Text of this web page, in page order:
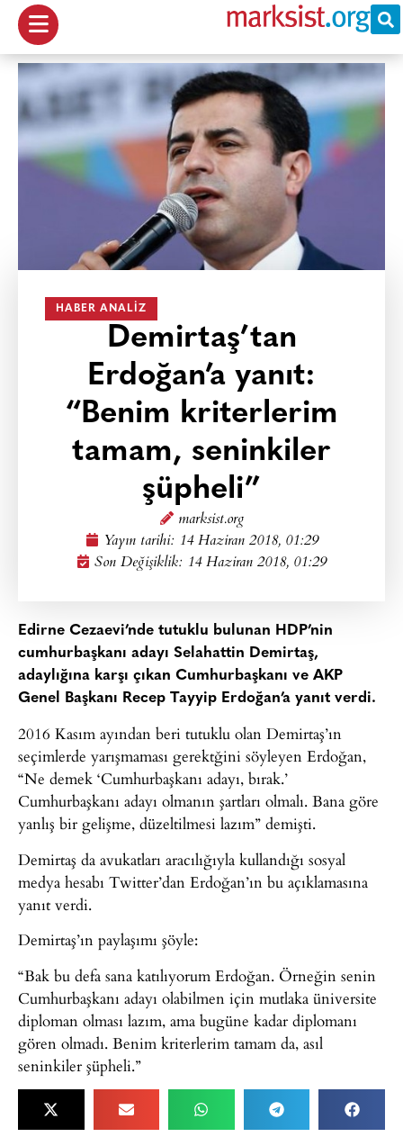
HABER ANALIZ
Demirtaş’tan
Erdoğan’a yanıt:
“Benim kriterlerim
tamam, seninkiler
şüpheli”
marksist.org
Yayın tarihi: 14 Haziran 2018, 01:29
Son Değişiklik: 14 Haziran 2018, 01:29
Edirne Cezaevi’nde tutuklu bulunan HDP’nin
cumhurbaşkanı adayı Selahattin Demirtaş,
adaylığına karşı çıkan Cumhurbaşkanı ve AKP
Genel Başkanı Recep Tayyip Erdoğan’a yanıt verdi.
2016 Kasım ayından beri tutuklu olan Demirtaş’ın
seçimlerde yarışmaması gerektğini söyleyen Erdoğan,
“Ne demek ‘Cumhurbaşkanı adayı, bırak.’
Cumhurbaşkanı adayı olmanın şartları olmalı. Bana göre
yanlış bir gelişme, düzeltilmesi lazım” demişti.
Demirtaş da avukatları aracılığıyla kullandığı sosyal
medya hesabı Twitter’dan Erdoğan’ın bu açıklamasına
yanıt verdi.
Demirtaş’ın paylaşımı şöyle:
“Bak bu defa sana katılıyorum Erdoğan. Örneğin senin
Cumhurbaşkanı adayı olabilmen için mutlaka üniversite
diploman olması lazım, ama bugüne kadar diplomanı
gören olmadı. Benim kriterlerim tamam da, asıl
seninkiler şüpheli.”